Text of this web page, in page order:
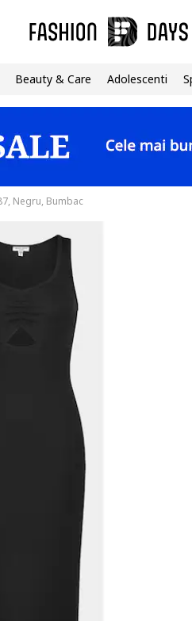
Beauty & Care Adolescenti
Negru, Bumbac